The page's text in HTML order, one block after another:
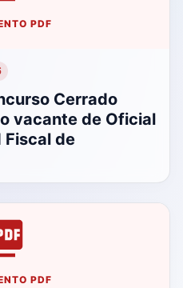
PDF
Cerrado
vacante de Oficial
Fiscal de
PDF